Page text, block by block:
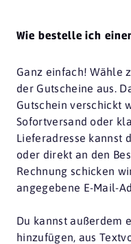
Wie bestelle ich
Ganz einfach! Wähle
der Gutscheine aus.
Gutschein verschickt
Sofortversand oder
Lieferadresse kannst
oder direkt an den
Rechnung schicken
angegebene E-Mail-
Du kannst außerdem
hinzufügen, aus